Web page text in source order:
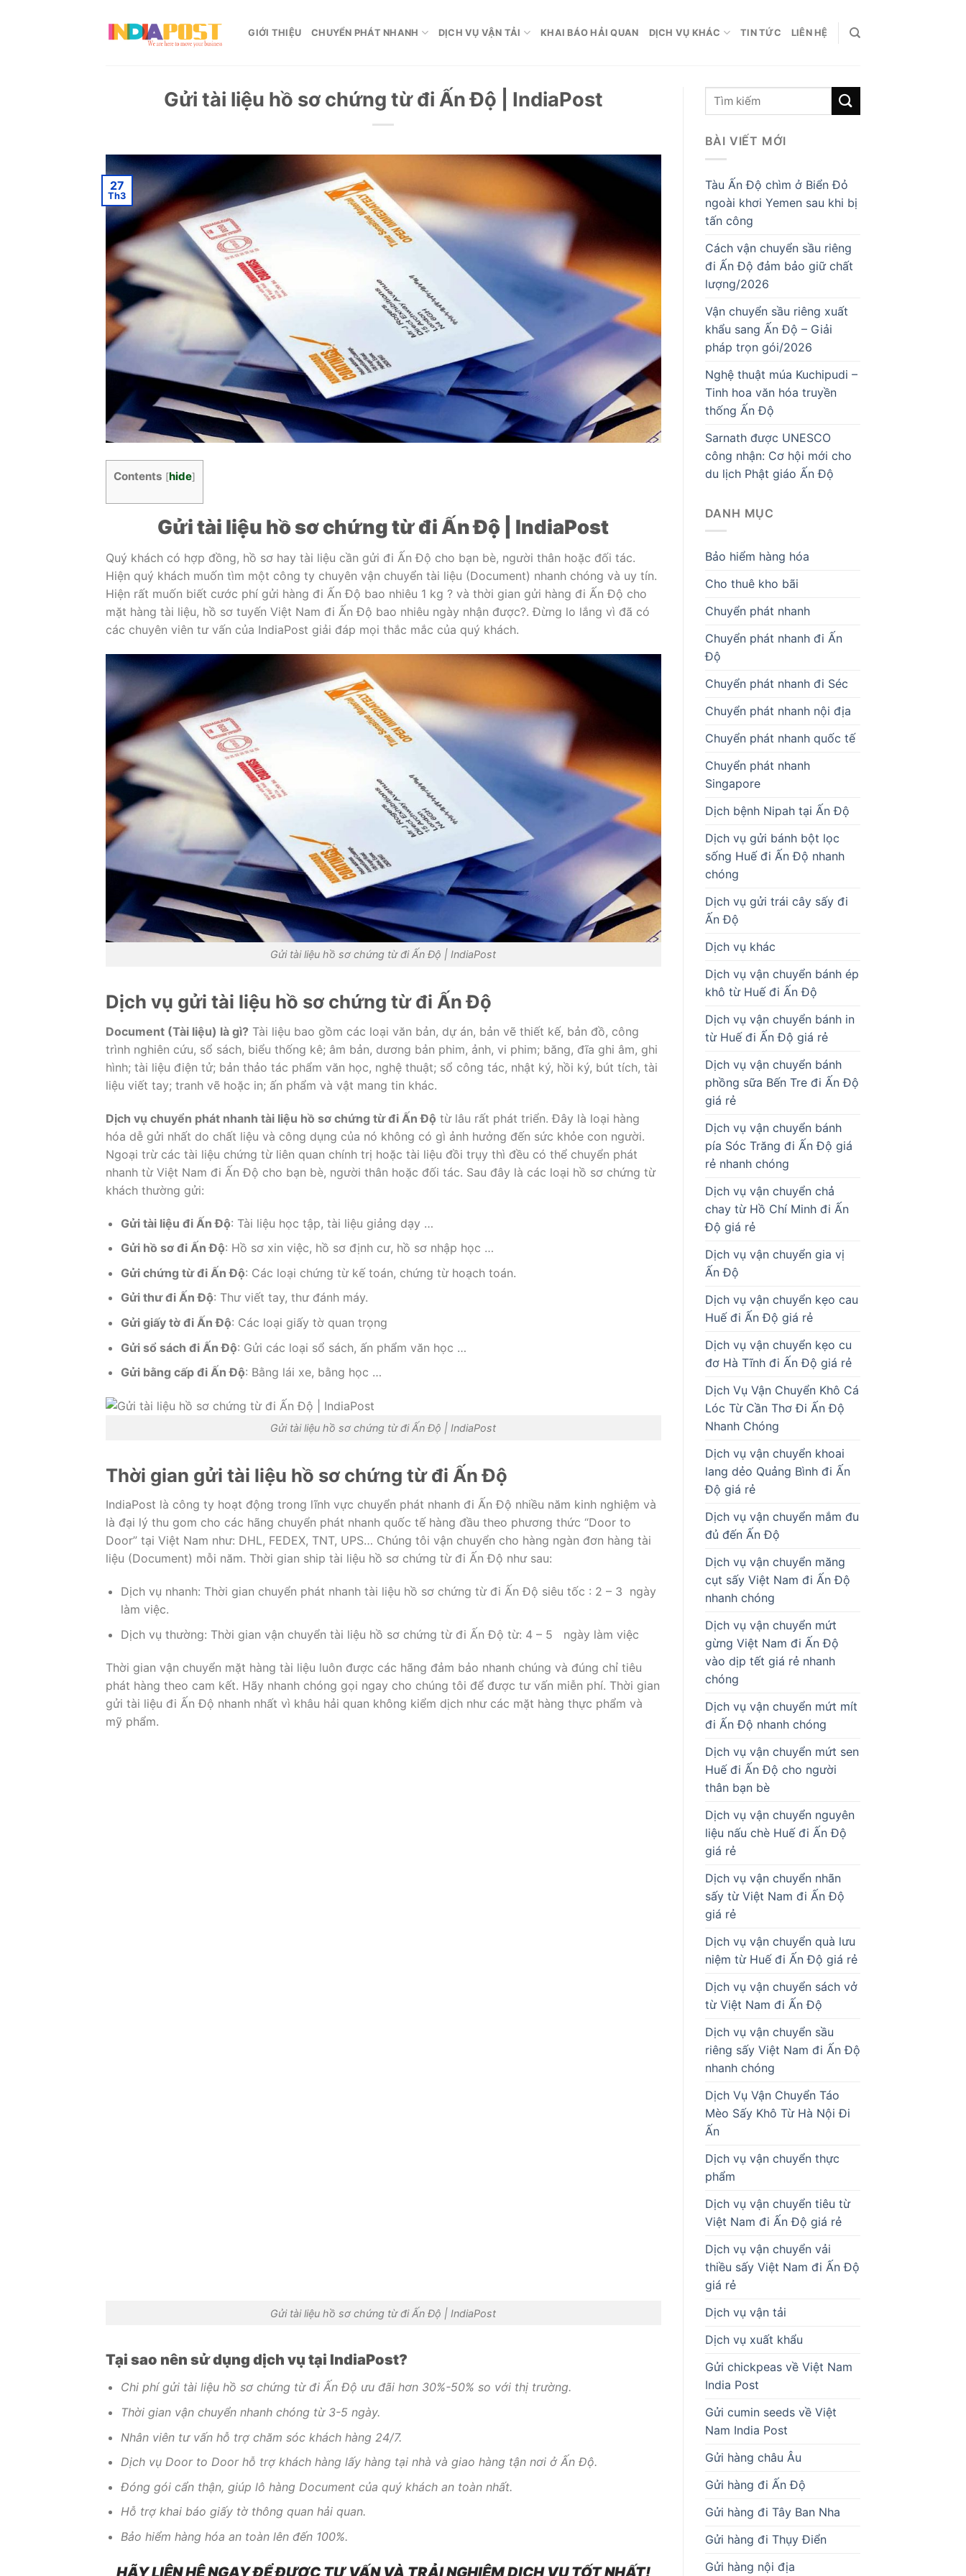
GIỚI THIỆU CHUYỂN PHÁT NHANH DỊCH VỤ VẬN TẢI KHAI BÁO HẢI QUAN DỊCH VỤ KHÁC TIN TỨC LIÊN HỆ
Gửi tài liệu hồ sơ chứng từ đi Ấn Độ | IndiaPost
27
Th3
Contents [hide]
Gửi tài liệu hồ sơ chứng từ đi Ấn Độ | IndiaPost
Quý khách có hợp đồng, hồ sơ hay tài liệu cần gửi đi Ấn Độ cho bạn bè, người thân hoặc đối tác.
Hiện quý khách muốn tìm một công ty chuyên vận chuyển tài liệu (Document) nhanh chóng và uy tín.
Hiện rất muốn biết cước phí gửi hàng đi Ấn Độ bao nhiêu 1 kg ? và thời gian gửi hàng đi Ấn Độ cho
mặt hàng tài liệu, hồ sơ tuyến Việt Nam đi Ấn Độ bao nhiêu ngày nhận được?. Đừng lo lắng vì đã có
các chuyên viên tư vấn của IndiaPost giải đáp mọi thắc mắc của quý khách.
Gửi tài liệu hồ sơ chứng từ đi Ấn Độ | IndiaPost
Dịch vụ gửi tài liệu hồ sơ chứng từ đi Ấn Độ
Document (Tài liệu) là gì? Tài liệu bao gồm các loại văn bản, dự án, bản vẽ thiết kế, bản đồ, công
trình nghiên cứu, sổ sách, biểu thống kê; âm bản, dương bản phim, ảnh, vi phim; băng, đĩa ghi âm, ghi
hình; tài liệu điện tử; bản thảo tác phẩm văn học, nghệ thuật; sổ công tác, nhật ký, hồi ký, bút tích, tài
liệu viết tay; tranh vẽ hoặc in; ấn phẩm và vật mang tin khác.
Dịch vụ chuyển phát nhanh tài liệu hồ sơ chứng từ đi Ấn Độ từ lâu rất phát triển. Đây là loại hàng
hóa dễ gửi nhất do chất liệu và công dụng của nó không có gì ảnh hưởng đến sức khỏe con người.
Ngoại trừ các tài liệu chứng từ liên quan chính trị hoặc tài liệu đồi trụy thì đều có thể chuyển phát
nhanh từ Việt Nam đi Ấn Độ cho bạn bè, người thân hoặc đối tác. Sau đây là các loại hồ sơ chứng từ
khách thường gửi:
Gửi tài liệu đi Ấn Độ: Tài liệu học tập, tài liệu giảng dạy …
Gửi hồ sơ đi Ấn Độ: Hồ sơ xin việc, hồ sơ định cư, hồ sơ nhập học …
Gửi chứng từ đi Ấn Độ: Các loại chứng từ kế toán, chứng từ hoạch toán.
Gửi thư đi Ấn Độ: Thư viết tay, thư đánh máy.
Gửi giấy tờ đi Ấn Độ: Các loại giấy tờ quan trọng
Gửi sổ sách đi Ấn Độ: Gửi các loại sổ sách, ấn phẩm văn học …
Gửi bằng cấp đi Ấn Độ: Bằng lái xe, bằng học …
Gửi tài liệu hồ sơ chứng từ đi Ấn Độ | IndiaPost
Thời gian gửi tài liệu hồ sơ chứng từ đi Ấn Độ
IndiaPost là công ty hoạt động trong lĩnh vực chuyển phát nhanh đi Ấn Độ nhiều năm kinh nghiệm và
là đại lý thu gom cho các hãng chuyển phát nhanh quốc tế hàng đầu theo phương thức “Door to
Door” tại Việt Nam như: DHL, FEDEX, TNT, UPS… Chúng tôi vận chuyển cho hàng ngàn đơn hàng tài
liệu (Document) mỗi năm. Thời gian ship tài liệu hồ sơ chứng từ đi Ấn Độ như sau:
Dịch vụ nhanh: Thời gian chuyển phát nhanh tài liệu hồ sơ chứng từ đi Ấn Độ siêu tốc : 2 – 3 ngày
làm việc.
Dịch vụ thường: Thời gian vận chuyển tài liệu hồ sơ chứng từ đi Ấn Độ từ: 4 – 5 ngày làm việc
Thời gian vận chuyển mặt hàng tài liệu luôn được các hãng đảm bảo nhanh chúng và đúng chỉ tiêu
phát hàng theo cam kết. Hãy nhanh chóng gọi ngay cho chúng tôi để được tư vấn miễn phí. Thời gian
gửi tài liệu đi Ấn Độ nhanh nhất vì khâu hải quan không kiểm dịch như các mặt hàng thực phẩm và
mỹ phẩm.
Gửi tài liệu hồ sơ chứng từ đi Ấn Độ | IndiaPost
Tại sao nên sử dụng dịch vụ tại IndiaPost?
Chi phí gửi tài liệu hồ sơ chứng từ đi Ấn Độ ưu đãi hơn 30%-50% so với thị trường.
Thời gian vận chuyển nhanh chóng từ 3-5 ngày.
Nhân viên tư vấn hỗ trợ chăm sóc khách hàng 24/7.
Dịch vụ Door to Door hỗ trợ khách hàng lấy hàng tại nhà và giao hàng tận nơi ở Ấn Độ.
Đóng gói cẩn thận, giúp lô hàng Document của quý khách an toàn nhất.
Hỗ trợ khai báo giấy tờ thông quan hải quan.
Bảo hiểm hàng hóa an toàn lên đến 100%.
HÃY LIÊN HỆ NGAY ĐỂ ĐƯỢC TƯ VẤN VÀ TRẢI NGHIỆM DỊCH VỤ TỐT NHẤT!
BÀI VIẾT MỚI
Tàu Ấn Độ chìm ở Biển Đỏ
ngoài khơi Yemen sau khi bị
tấn công
Cách vận chuyển sầu riêng
đi Ấn Độ đảm bảo giữ chất
lượng/2026
Vận chuyển sầu riêng xuất
khẩu sang Ấn Độ – Giải
pháp trọn gói/2026
Nghệ thuật múa Kuchipudi –
Tinh hoa văn hóa truyền
thống Ấn Độ
Sarnath được UNESCO
công nhận: Cơ hội mới cho
du lịch Phật giáo Ấn Độ
DANH MỤC
Bảo hiểm hàng hóa
Cho thuê kho bãi
Chuyển phát nhanh
Chuyển phát nhanh đi Ấn
Độ
Chuyển phát nhanh đi Séc
Chuyển phát nhanh nội địa
Chuyển phát nhanh quốc tế
Chuyển phát nhanh
Singapore
Dịch bệnh Nipah tại Ấn Độ
Dịch vụ gửi bánh bột lọc
sống Huế đi Ấn Độ nhanh
chóng
Dịch vụ gửi trái cây sấy đi
Ấn Độ
Dịch vụ khác
Dịch vụ vận chuyển bánh ép
khô từ Huế đi Ấn Độ
Dịch vụ vận chuyển bánh in
từ Huế đi Ấn Độ giá rẻ
Dịch vụ vận chuyển bánh
phồng sữa Bến Tre đi Ấn Độ
giá rẻ
Dịch vụ vận chuyển bánh
pía Sóc Trăng đi Ấn Độ giá
rẻ nhanh chóng
Dịch vụ vận chuyển chả
chay từ Hồ Chí Minh đi Ấn
Độ giá rẻ
Dịch vụ vận chuyển gia vị
Ấn Độ
Dịch vụ vận chuyển kẹo cau
Huế đi Ấn Độ giá rẻ
Dịch vụ vận chuyển kẹo cu
đơ Hà Tĩnh đi Ấn Độ giá rẻ
Dịch Vụ Vận Chuyển Khô Cá
Lóc Từ Cần Thơ Đi Ấn Độ
Nhanh Chóng
Dịch vụ vận chuyển khoai
lang dẻo Quảng Bình đi Ấn
Độ giá rẻ
Dịch vụ vận chuyển mắm đu
đủ đến Ấn Độ
Dịch vụ vận chuyển măng
cụt sấy Việt Nam đi Ấn Độ
nhanh chóng
Dịch vụ vận chuyển mứt
gừng Việt Nam đi Ấn Độ
vào dịp tết giá rẻ nhanh
chóng
Dịch vụ vận chuyển mứt mít
đi Ấn Độ nhanh chóng
Dịch vụ vận chuyển mứt sen
Huế đi Ấn Độ cho người
thân bạn bè
Dịch vụ vận chuyển nguyên
liệu nấu chè Huế đi Ấn Độ
giá rẻ
Dịch vụ vận chuyển nhãn
sấy từ Việt Nam đi Ấn Độ
giá rẻ
Dịch vụ vận chuyển quà lưu
niệm từ Huế đi Ấn Độ giá rẻ
Dịch vụ vận chuyển sách vở
từ Việt Nam đi Ấn Độ
Dịch vụ vận chuyển sầu
riêng sấy Việt Nam đi Ấn Độ
nhanh chóng
Dịch Vụ Vận Chuyển Táo
Mèo Sấy Khô Từ Hà Nội Đi
Ấn
Dịch vụ vận chuyển thực
phẩm
Dịch vụ vận chuyển tiêu từ
Việt Nam đi Ấn Độ giá rẻ
Dịch vụ vận chuyển vải
thiều sấy Việt Nam đi Ấn Độ
giá rẻ
Dịch vụ vận tải
Dịch vụ xuất khẩu
Gửi chickpeas về Việt Nam
India Post
Gửi cumin seeds về Việt
Nam India Post
Gửi hàng châu Âu
Gửi hàng đi Ấn Độ
Gửi hàng đi Tây Ban Nha
Gửi hàng đi Thụy Điển
Gửi hàng nội địa